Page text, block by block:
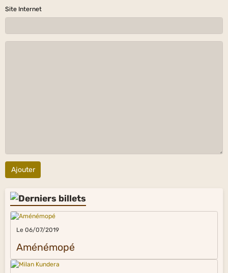
Site Internet
Ajouter
Le 06/07/2019
Aménémopé